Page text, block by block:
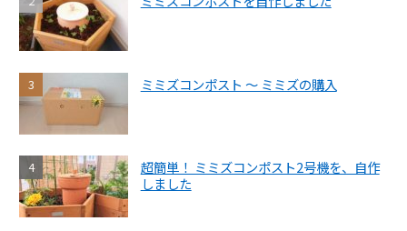
ミミズコンポスト ～ ミミズの購入
超簡単！ ミミズコンポスト2号機を、自作
しました